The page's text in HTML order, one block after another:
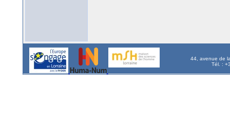
44, avenue de
Tél. :